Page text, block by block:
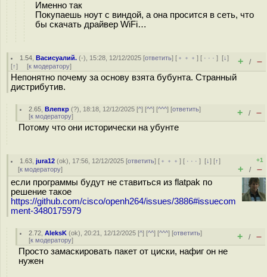
Именно так
Покупаешь ноут с виндой, а она просится в сеть, что
бы скачать драйвер WiFi…
1.54 ,Васисуалий. (-), 15:28, 12/12/2025 [ответить] [ ﹢﹢﹢] [ · · ·][↓]
[↑] [к модератору] + / –
Непонятно почему за основу взята бубунта. Странный
дистрибутив.
2.65 ,Влепкр (?), 18:18, 12/12/2025 [^] [^^] [^^^] [ответить]
[к модератору] + / –
Потому что они исторически на убунте
1.63 ,jura12 (ok), 17:56, 12/12/2025 [ответить] [ ﹢﹢﹢] [ · · ·][↓] [↑]
[к модератору]
+1
+ / –
если программы будут не ставиться из flatpak по
решение такое
https://github.com/cisco/openh264/issues/3886#issuecom
ment-3480175979
2.72 ,AleksK (ok), 20:21, 12/12/2025 [^] [^^] [^^^] [ответить]
[к модератору] + / –
Просто замаскировать пакет от циски, нафиг он не
нужен